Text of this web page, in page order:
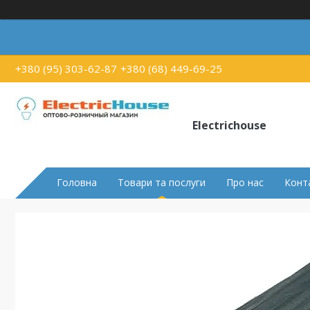
+380 (95) 303-62-87 +380 (68) 449-69-25
Electrichouse
Головна Товари та послуги Про нас